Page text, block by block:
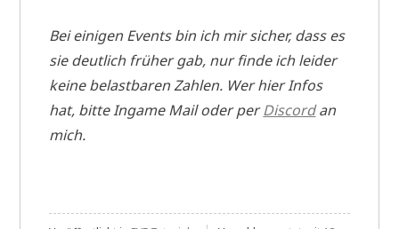
Bei einigen Events bin ich mir sicher, dass es
sie deutlich früher gab, nur finde ich leider
keine belastbaren Zahlen. Wer hier Infos
hat, bitte Ingame Mail oder perDiscordan
mich.